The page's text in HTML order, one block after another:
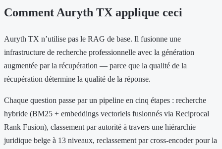
Comment Auryth TX applique ceci
Auryth TX n’utilise pas le RAG de base. Il fusionne une
infrastructure de recherche professionnelle avec la génération
augmentée par la récupération — parce que la qualité de la
récupération détermine la qualité de la réponse.
Chaque question passe par un pipeline en cinq étapes : recherche
hybride (BM25 + embeddings vectoriels fusionnés via Reciprocal
Rank Fusion), classement par autorité à travers une hiérarchie
juridique belge à 13 niveaux, reclassement par cross-encoder pour la